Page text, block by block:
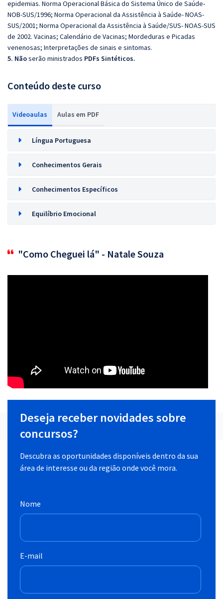
epidemias. Norma Operacional Básica do Sistema Único de Saúde-
NOB-SUS/1996; Norma Operacional da Assistência à Saúde- NOAS-
SUS/2001; Norma Operacional da Assistência à Saúde/SUS- NOAS-SUS
de 2002. Vacinas; Calendário de Vacinas; Mordeduras e Picadas
venenosas; Interpretações de sinais e sintomas.
5. Nãoserão ministrados PDFs Sintéticos.
Conteúdo deste curso
Videoaulas Aulas em PDF
Língua Portuguesa
Conhecimentos Gerais
Conhecimentos Específicos
Equilíbrio Emocional
"Como Cheguei lá" - Natale Souza
Deseja receber novidades sobre
concursos?
Descubra as oportunidades disponíveis dentro da sua
área de interesse ou da região onde você mora.
Nome
E-mail